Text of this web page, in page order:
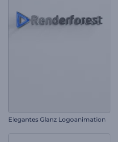
Elegantes Glanz Logoanimation